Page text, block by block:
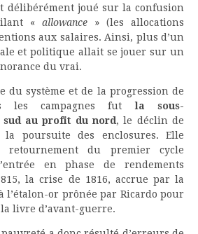
délibérément joué sur la confusion
« allowance » (les allocations
aux salaires. Ainsi, plus d’un
et politique allait se jouer sur un
du vrai.
du système et de la progression de
les campagnes futla sous-
au profit du nord, le déclin de
poursuite des enclosures. Elle
retournement du premier cycle
en phase de rendements
la crise de 1816, accrue par la
l’étalon-or prônée par Ricardo pour
livre d’avant-guerre.